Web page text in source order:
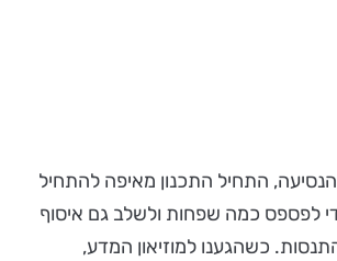
התחיל התכנון מאיפה להתחיל
לפספס כמה שפחות ולשלב גם איסוף
כשהגענו למוזיאון המדע,